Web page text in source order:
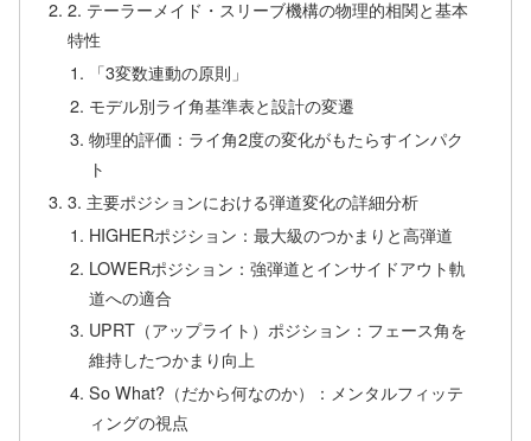
2. テーラーメイド・スリーブ機構の物理的相関と基本
特性
「3変数連動の原則」
モデル別ライ角基準表と設計の変遷
物理的評価：ライ角2度の変化がもたらすインパク
ト
3. 主要ポジションにおける弾道変化の詳細分析
HIGHERポジション：最大級のつかまりと高弾道
LOWERポジション：強弾道とインサイドアウト軌
道への適合
UPRT（アップライト）ポジション：フェース角を
維持したつかまり向上
So What?（だから何なのか）：メンタルフィッテ
ィングの視点